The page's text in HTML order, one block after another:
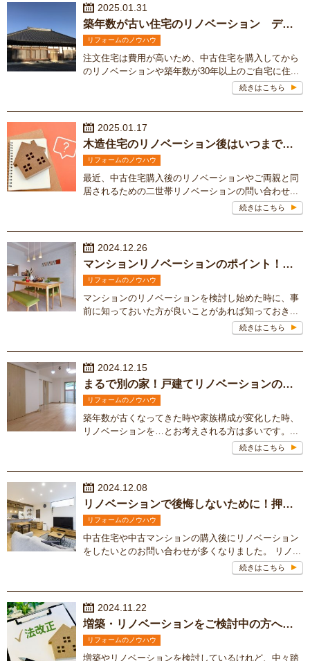
2025.01.31
築年数が古い住宅のリノベーション デメリットってあるの？
リフォームのノウハウ
注文住宅は費用が高いため、中古住宅を購入してから
のリノベーションや築年数が30年以上のご自宅に住...
続きはこちら
2025.01.17
木造住宅のリノベーション後はいつまで住める？
リフォームのノウハウ
最近、中古住宅購入後のリノベーションやご両親と同
居されるための二世帯リノベーションの問い合わせ...
続きはこちら
2024.12.26
マンションリノベーションのポイント！施工事例もご紹介
リフォームのノウハウ
マンションのリノベーションを検討し始めた時に、事
前に知っておいた方が良いことがあれば知っておき...
続きはこちら
2024.12.15
まるで別の家！戸建てリノベーションの事例を紹介！
リフォームのノウハウ
築年数が古くなってきた時や家族構成が変化した時、
リノベーションを…とお考えされる方は多いです。...
続きはこちら
2024.12.08
リノベーションで後悔しないために！押さえておくべきポイント！
リフォームのノウハウ
中古住宅や中古マンションの購入後にリノベーション
をしたいとのお問い合わせが多くなりました。 リノ...
続きはこちら
2024.11.22
増築・リノベーションをご検討中の方へ！2025年問題って知ってる？
リフォームのノウハウ
増築やリノベーションを検討しているけれど、中々踏